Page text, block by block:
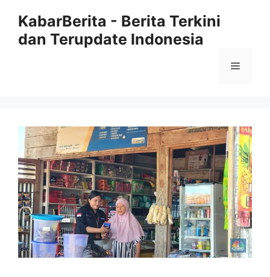
KabarBerita - Berita Terkini
dan Terupdate Indonesia
Menu